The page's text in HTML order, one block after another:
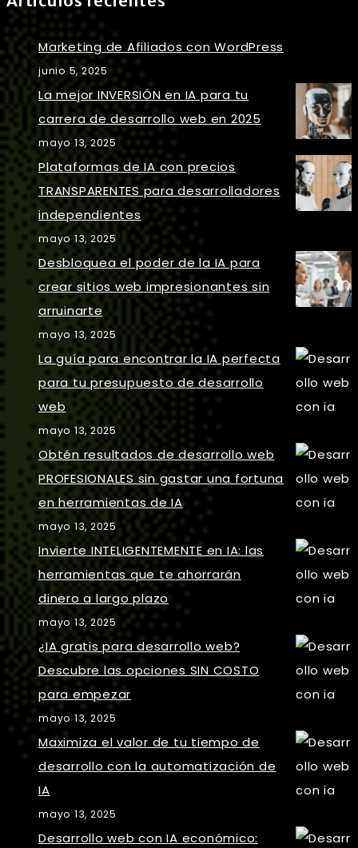
Marketing de Afiliados con WordPress
junio 5, 2025
La mejor INVERSIÓN en IA para tu
carrera de desarrollo web en 2025
mayo 13, 2025
Plataformas de IA con precios
TRANSPARENTES para desarrolladores
independientes
mayo 13, 2025
Desbloquea el poder de la IA para
crear sitios web impresionantes sin
arruinarte
mayo 13, 2025
La guía para encontrar la IA perfecta
para tu presupuesto de desarrollo
web
mayo 13, 2025
Obtén resultados de desarrollo web
PROFESIONALES sin gastar una fortuna
en herramientas de IA
mayo 13, 2025
Invierte INTELIGENTEMENTE en IA: las
herramientas que te ahorrarán
dinero a largo plazo
mayo 13, 2025
¿IA gratis para desarrollo web?
Descubre las opciones SIN COSTO
para empezar
mayo 13, 2025
Maximiza el valor de tu tiempo de
desarrollo con la automatización de
IA
mayo 13, 2025
Desarrollo web con IA económico: